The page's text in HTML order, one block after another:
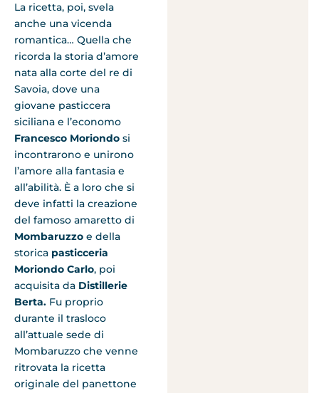
La ricetta, poi, svela
anche una vicenda
romantica… Quella che
ricorda la storia d’amore
nata alla corte del re di
Savoia, dove una
giovane pasticcera
siciliana e l’economo
Francesco Moriondo si
incontrarono e unirono
l’amore alla fantasia e
all’abilità. È a loro che si
deve infatti la creazione
del famoso amaretto di
Mombaruzzo e della
storica pasticceria
Moriondo Carlo, poi
acquisita da Distillerie
Berta. Fu proprio
durante il trasloco
all’attuale sede di
Mombaruzzo che venne
ritrovata la ricetta
originale del panettone